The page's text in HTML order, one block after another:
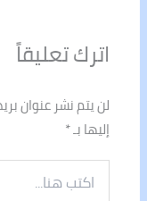
اترك تعليقاً
لن يتم نشر عنوان
إليها بـ*
اكتب
هنا...